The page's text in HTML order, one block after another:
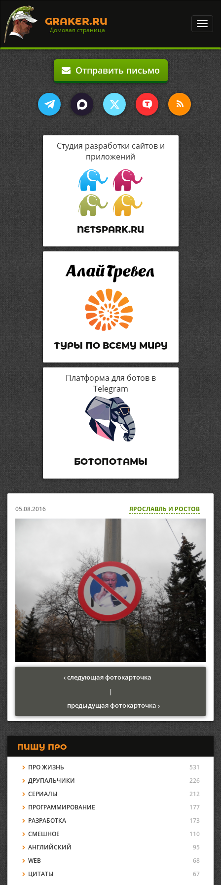
GRAKER.RU
Домовая страница
Отправить письмо
Студия разработки сайтов и
приложений
NETSPARK.RU
ТУРЫ ПО ВСЕМУ МИРУ
Платформа для ботов в
Telegram
БОТОПОТАМЫ
05.08.2016 ЯРОСЛАВЛЬ И РОСТОВ
‹ следующая фотокарточка
|
предыдущая фотокарточка ›
ПИШУ ПРО
ПРО ЖИЗНЬ
531
ДРУПАЛЬЧИКИ
226
СЕРИАЛЫ
212
ПРОГРАММИРОВАНИЕ
177
РАЗРАБОТКА
173
СМЕШНОЕ
110
АНГЛИЙСКИЙ
95
WEB
68
ЦИТАТЫ
67